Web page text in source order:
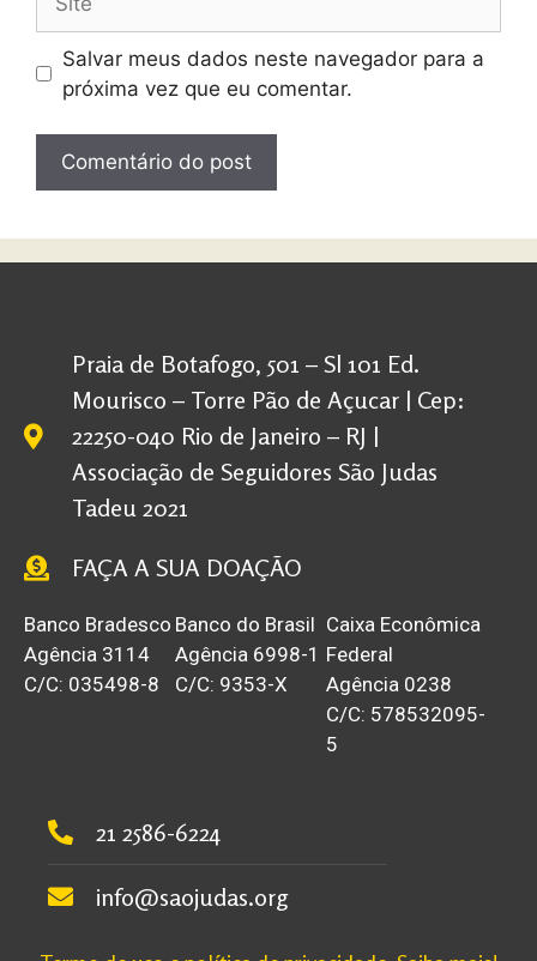
Salvar meus dados neste navegador para a
próxima vez que eu comentar.
Praia de Botafogo, 501 – Sl 101 Ed.
Mourisco – Torre Pão de Açucar | Cep:
22250-040 Rio de Janeiro – RJ |
Associação de Seguidores São Judas
Tadeu 2021
FAÇA A SUA DOAÇÃO
Banco Bradesco
Agência 3114
C/C: 035498-8
Banco do Brasil
Agência 6998-1
C/C: 9353-X
Caixa Econômica
Federal
Agência 0238
C/C: 578532095-
5
21 2586-6224
info@saojudas.org